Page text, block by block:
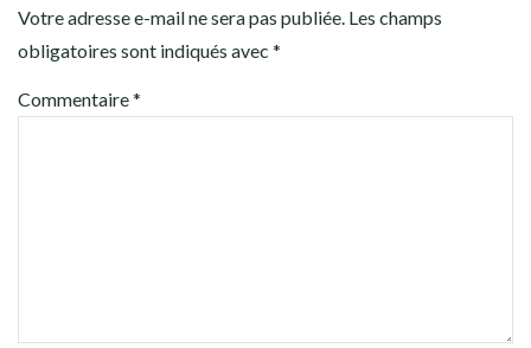
Votre adresse e-mail ne sera pas publiée. Les champs
obligatoires sont indiqués avec *
Commentaire*